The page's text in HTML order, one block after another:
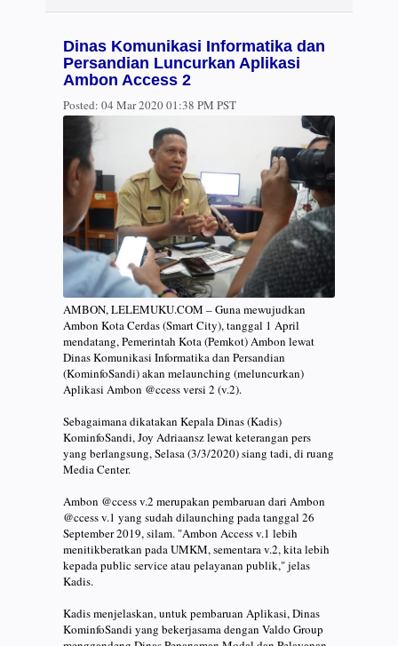
Dinas Komunikasi Informatika dan
Persandian Luncurkan Aplikasi
Ambon Access 2
Posted: 04 Mar 2020 01:38 PM PST
AMBON, LELEMUKU.COM – Guna mewujudkan
Ambon Kota Cerdas (Smart City), tanggal 1 April
mendatang, Pemerintah Kota (Pemkot) Ambon lewat
Dinas Komunikasi Informatika dan Persandian
(KominfoSandi) akan melaunching (meluncurkan)
Aplikasi Ambon @ccess versi 2 (v.2).
Sebagaimana dikatakan Kepala Dinas (Kadis)
KominfoSandi, Joy Adriaansz lewat keterangan pers
yang berlangsung, Selasa (3/3/2020) siang tadi, di ruang
Media Center.
Ambon @ccess v.2 merupakan pembaruan dari Ambon
@ccess v.1 yang sudah dilaunching pada tanggal 26
September 2019, silam. "Ambon Access v.1 lebih
menitikberatkan pada UMKM, sementara v.2, kita lebih
kepada public service atau pelayanan publik," jelas
Kadis.
Kadis menjelaskan, untuk pembaruan Aplikasi, Dinas
KominfoSandi yang bekerjasama dengan Valdo Group